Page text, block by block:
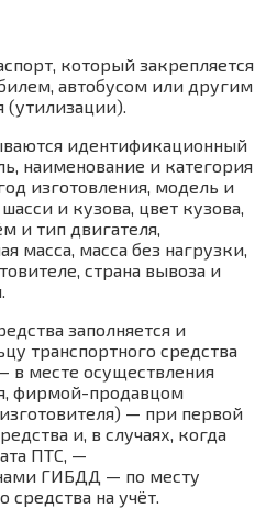
который закрепляется
автобусом или другим
(утилизации).
идентификационный
наименование и категория
изготовления, модель и
и кузова, цвет кузова,
и тип двигателя,
масса, масса без нагрузки,
страна вывоза и
заполняется и
транспортного средства
месте осуществления
фирмой-продавцом
— при первой
и, в случаях, когда
ПТС, —
ГИБДД — по месту
средства на учёт.